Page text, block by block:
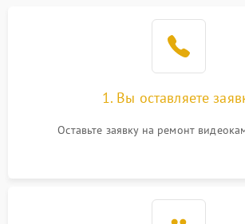
1. Вы оставляете
Оставьте заявку на ремонт